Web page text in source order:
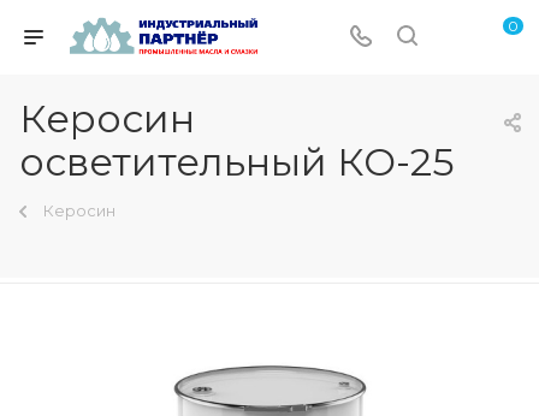
0
Керосин
осветительный КО-25
Керосин